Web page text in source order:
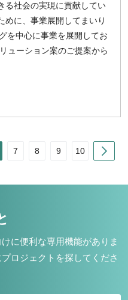
る社会の実現に貢献してい
めに、事業展開してまいり
を中心に事業を展開してお
ューション案のご提案から
7 8 9 10
に便利な専用機能がありま
ロジェクトを探してくださ